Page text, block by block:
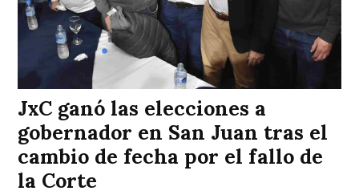
JxC ganó las elecciones a
gobernador en San Juan tras el
cambio de fecha por el fallo de
la Corte